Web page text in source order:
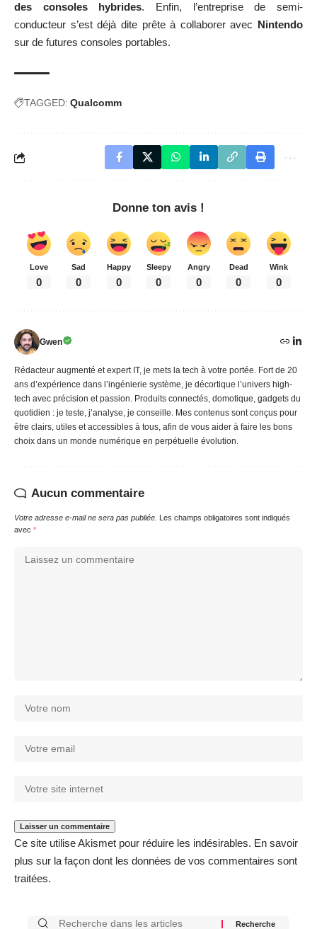
des consoles hybrides. Enfin, l’entreprise de semi-
conducteur s’est déjà dite prête à collaborer avec Nintendo
sur de futures consoles portables.
TAGGED: Qualcomm
Donne ton avis !
Love
0
Sad
0
Happy
0
Sleepy
0
Angry
0
Dead
0
Wink
0
Gwen
Rédacteur augmenté et expert IT, je mets la tech à votre portée. Fort de 20
ans d’expérience dans l’ingénierie système, je décortique l’univers high-
tech avec précision et passion. Produits connectés, domotique, gadgets du
quotidien : je teste, j’analyse, je conseille. Mes contenus sont conçus pour
être clairs, utiles et accessibles à tous, afin de vous aider à faire les bons
choix dans un monde numérique en perpétuelle évolution.
Aucun commentaire
Votre adresse e-mail ne sera pas publiée. Les champs obligatoires sont indiqués
avec *
Ce site utilise Akismet pour réduire les indésirables. En savoir
plus sur la façon dont les données de vos commentaires sont
traitées.